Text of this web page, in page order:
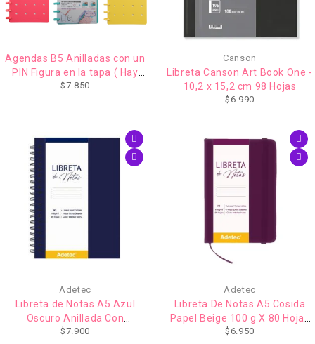
Agendas B5 Anilladas con un
PIN Figura en la tapa ( Hay
otros modelos de Clips)
$7.850
Canson
Libreta Canson Art Book One -
10,2 x 15,2 cm 98 Hojas
$6.990
Adetec
Libreta de Notas A5 Azul
Oscuro Anillada Con
Elástico/100gr x 80 Hojas
$7.900
Adetec
Libreta De Notas A5 Cosida
Papel Beige 100 g X 80 Hojas
Color Morado
$6.950